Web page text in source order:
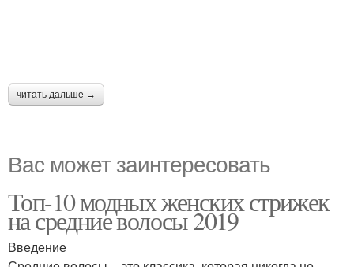
читать дальше →
Вас может заинтересовать
Топ-10 модных женских стрижек
на средние волосы 2019
Введение